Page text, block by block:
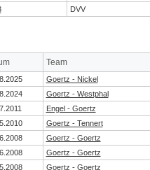
DVV
Team
Goertz - Nickel
Goertz - Westphal
Engel - Goertz
Goertz - Tennert
Goertz - Goertz
Goertz - Goertz
Goertz - Goertz